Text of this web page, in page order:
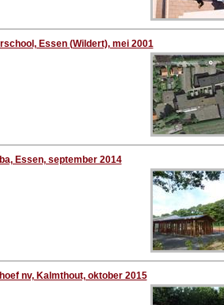
Essen (Wildert), mei 2001
Essen, september 2014
nv, Kalmthout, oktober 2015